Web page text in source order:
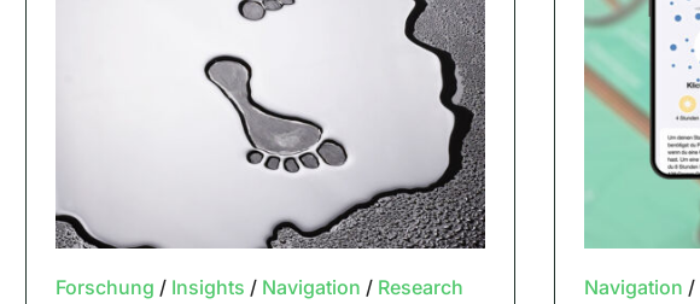
Forschung / Insights / Navigation / Research Navigation /